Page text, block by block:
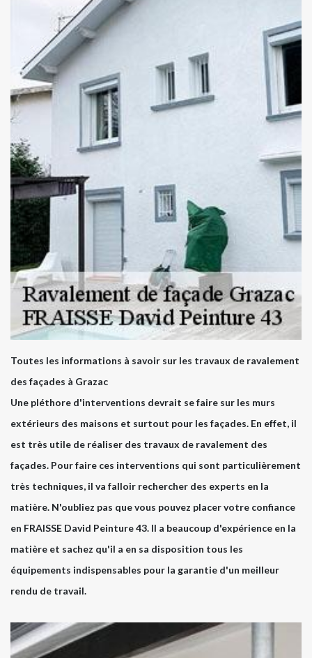
Toutes les informations à savoir sur les travaux de ravalement
des façades à Grazac
Une pléthore d'interventions devrait se faire sur les murs
extérieurs des maisons et surtout pour les façades. En effet, il
est très utile de réaliser des travaux de ravalement des
façades. Pour faire ces interventions qui sont particulièrement
très techniques, il va falloir rechercher des experts en la
matière. N'oubliez pas que vous pouvez placer votre confiance
en FRAISSE David Peinture 43. Il a beaucoup d'expérience en la
matière et sachez qu'il a en sa disposition tous les
équipements indispensables pour la garantie d'un meilleur
rendu de travail.